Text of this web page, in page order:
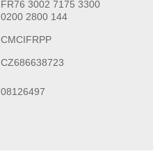
FR76 3002 7175 3300
0200 2800 144
CMCIFRPP
CZ686638723
08126497